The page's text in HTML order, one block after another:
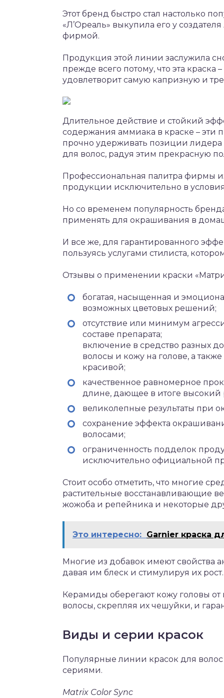
Этот бренд быстро стал настолько
«Л’Ореаль» выкупила его у
фирмой.
Продукция этой линии заслужила
прежде всего потому, что эта краска
удовлетворит самую капризную и
Длительное действие и стойкий
содержания аммиака в краске – эти
прочно удерживать позиции лидера
для волос, радуя этим прекрасную
Профессиональная палитра фирмы
продукции исключительно в
Но со временем популярность
применять для окрашивания в
И все же, для гарантированного
пользуясь услугами стилиста,
Отзывы о применении краски
богатая, насыщенная и
возможных цветовых решений;
отсутствие или минимум
составе препарата;
включение в средство разных
волосы и кожу на голове, а
красивой;
качественное равномерное
длине, дающее в итоге высокий
великолепные результаты при
сохранение эффекта
волосами;
ограниченность подделок
исключительно официальной
Стоит особо отметить, что многие
растительные восстанавливающие
жожоба и репейника и некоторые
Это интересно: Garnier краска
Многие из добавок имеют свойства
давая им блеск и стимулируя их рост.
Керамиды оберегают кожу головы
волосы, скрепляя их чешуйки, и
Виды и серии красок
Популярные линии красок для
сериями.
Matrix Сolor Sync